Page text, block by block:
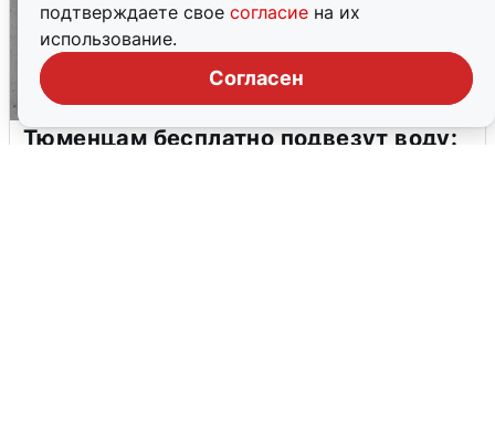
подтверждаете свое согласие на их
использование.
Согласен
Тюменцам бесплатно подвезут воду: